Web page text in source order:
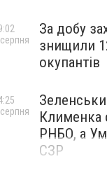
За добу
знищили
окупантів
Клименка
РНБО, а
СЗР